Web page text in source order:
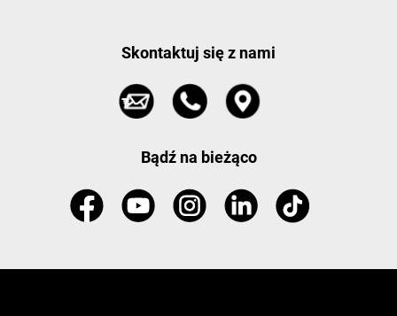
Skontaktuj się z nami
Bądź na bieżąco